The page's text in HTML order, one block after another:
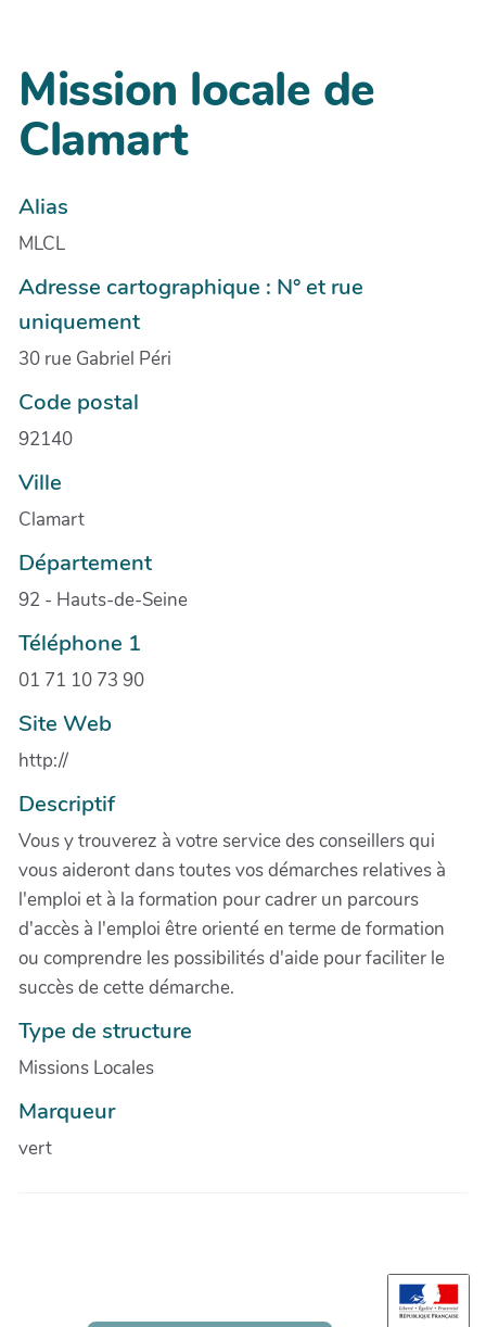
Mission locale de
Clamart
Alias
MLCL
Adresse cartographique : N° et rue
uniquement
30 rue Gabriel Péri
Code postal
92140
Ville
Clamart
Département
92 - Hauts-de-Seine
Téléphone 1
01 71 10 73 90
Site Web
http://
Descriptif
Vous y trouverez à votre service des conseillers qui
vous aideront dans toutes vos démarches relatives à
l'emploi et à la formation pour cadrer un parcours
d'accès à l'emploi être orienté en terme de formation
ou comprendre les possibilités d'aide pour faciliter le
succès de cette démarche.
Type de structure
Missions Locales
Marqueur
vert